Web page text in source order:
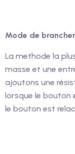
Mode de
La methode la
masse et une
ajoutons une
lorsque le bouton
le bouton est